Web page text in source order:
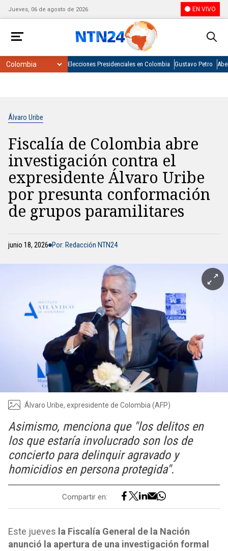
Jueves, 06 de agosto de 2026 EN VIVO
Elecciones Presidenciales en Colombia Gustavo Petro
Álvaro Uribe
Fiscalía de Colombia abre
investigación contra el
expresidente Álvaro Uribe
por presunta conformación
de grupos paramilitares
junio 18, 2026 Por: Redacción NTN24
Álvaro Uribe, expresidente de Colombia (AFP)
Asimismo, menciona que "los delitos en
los que estaría involucrado son los de
concierto para delinquir agravado y
homicidios en persona protegida".
Compartir en:
Este jueves la Fiscalía General de la Nación
anunció la apertura de una investigación formal